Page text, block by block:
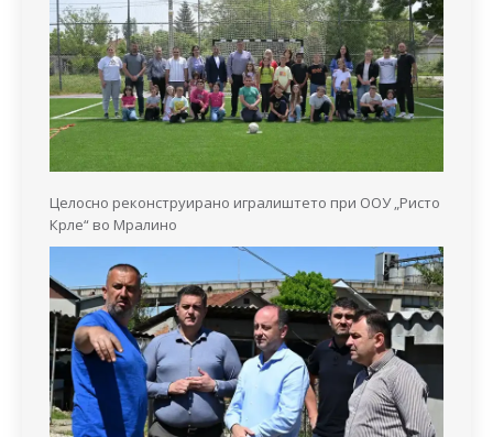
Целосно реконструирано игралиштето при ООУ „Ристо
Крле“ во Мралино